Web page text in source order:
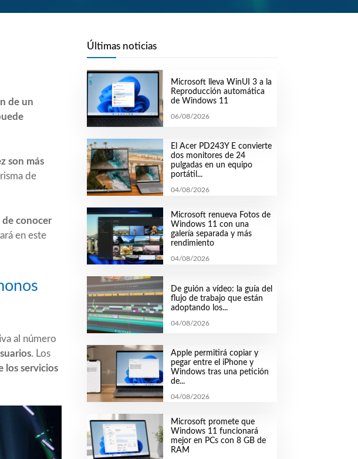
de un
son más
de
de conocer
en este
al número
. Los
los servicios
Últimas noticias
Microsoft lleva WinUI 3 a la
Reproducción automática
de Windows 11
06/08/2026
El Acer PD243Y E convierte
dos monitores de 24
pulgadas en un equipo
portátil...
04/08/2026
Microsoft renueva Fotos de
Windows 11 con una
galería separada y más
rendimiento
04/08/2026
De guión a vídeo: la guía del
flujo de trabajo que están
adoptando los...
04/08/2026
Apple permitirá copiar y
pegar entre el iPhone y
Windows tras una petición
de...
04/08/2026
Microsoft promete que
Windows 11 funcionará
mejor en PCs con 8 GB de
RAM